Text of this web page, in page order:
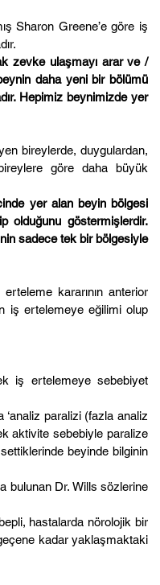
Sharon Greene’e göre iş
zevke ulaşmayı arar ve /
daha yeni bir bölümü
Hepimiz beynimizde yer
bireylerde, duygulardan,
göre daha büyük
yer alan beyin bölgesi
olduğunu göstermişlerdir.
sadece tek bir bölgesiyle
kararının anterior
iş ertelemeye eğilimi olup
iş ertelemeye sebebiyet
paralizi (fazla analiz
aktivite sebebiyle paralize
beyinde bilginin
bulunan Dr. Wills sözlerine
hastalarda nörolojik bir
kadar yaklaşmaktaki